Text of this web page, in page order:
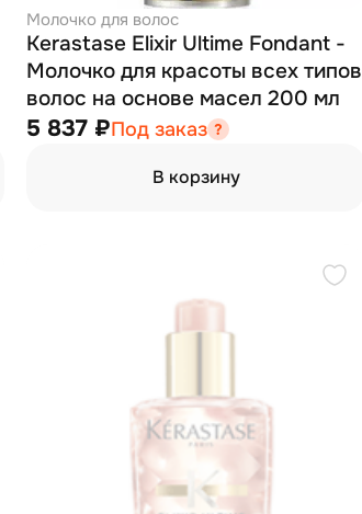
Молочко для волос
Kerastase Elixir Ultime Fondant -
Молочко для красоты всех типов
волос на основе масел 200 мл
5 837 ₽Под заказ
В корзину